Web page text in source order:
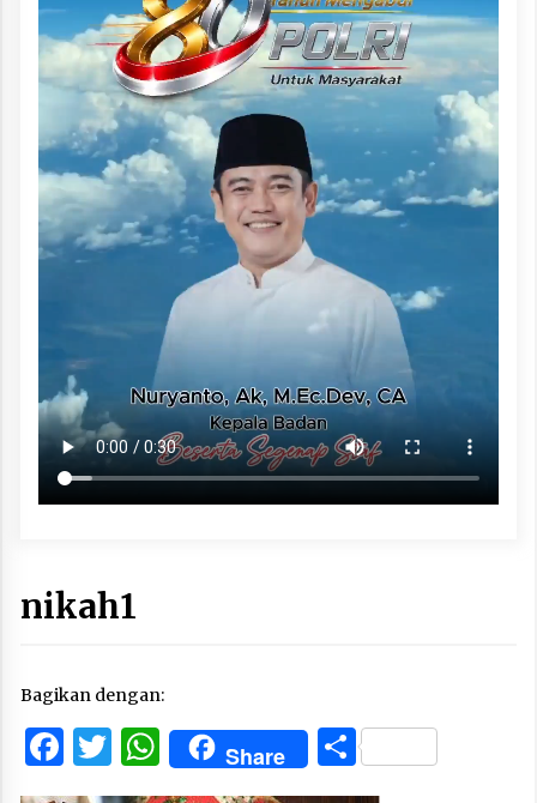
nikah1
Bagikan dengan:
Facebook
Twitter
WhatsApp
Share Share